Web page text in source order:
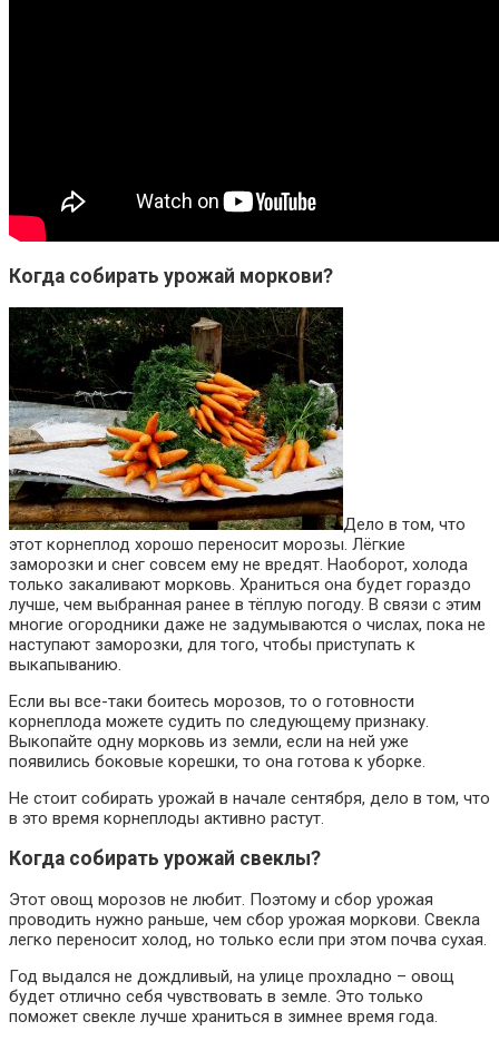
Когда собирать урожай моркови?
Дело в том, что
этот корнеплод хорошо переносит морозы. Лёгкие
заморозки и снег совсем ему не вредят. Наоборот, холода
только закаливают морковь. Храниться она будет гораздо
лучше, чем выбранная ранее в тёплую погоду. В связи с этим
многие огородники даже не задумываются о числах, пока не
наступают заморозки, для того, чтобы приступать к
выкапыванию.
Если вы все-таки боитесь морозов, то о готовности
корнеплода можете судить по следующему признаку.
Выкопайте одну морковь из земли, если на ней уже
появились боковые корешки, то она готова к уборке.
Не стоит собирать урожай в начале сентября, дело в том, что
в это время корнеплоды активно растут.
Когда собирать урожай свеклы?
Этот овощ морозов не любит. Поэтому и сбор урожая
проводить нужно раньше, чем сбор урожая моркови. Свекла
легко переносит холод, но только если при этом почва сухая.
Год выдался не дождливый, на улице прохладно – овощ
будет отлично себя чувствовать в земле. Это только
поможет свекле лучше храниться в зимнее время года.